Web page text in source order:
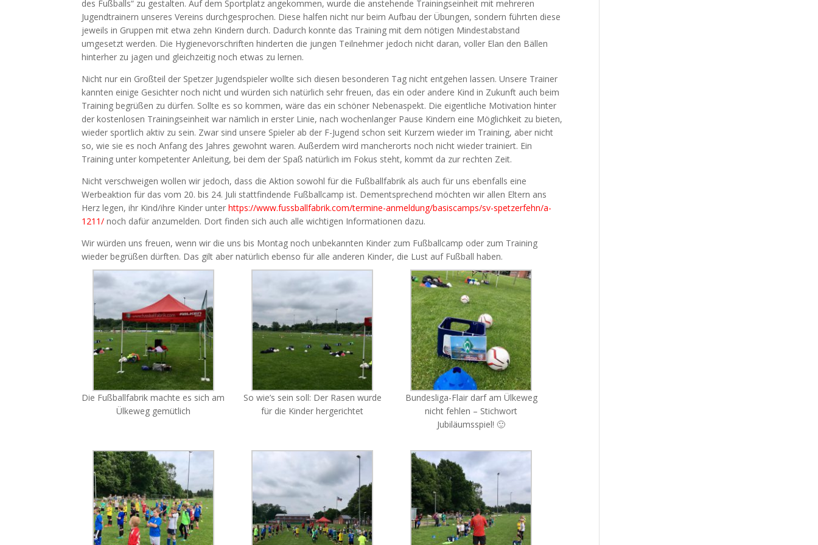
des Fußballs“ zu gestalten. Auf dem Sportplatz angekommen, wurde die anstehende Trainingseinheit mit mehreren
Jugendtrainern unseres Vereins durchgesprochen. Diese halfen nicht nur beim Aufbau der Übungen, sondern führten diese
jeweils in Gruppen mit etwa zehn Kindern durch. Dadurch konnte das Training mit dem nötigen Mindestabstand
umgesetzt werden. Die Hygienevorschriften hinderten die jungen Teilnehmer jedoch nicht daran, voller Elan den Bällen
hinterher zu jagen und gleichzeitig noch etwas zu lernen.
Nicht nur ein Großteil der Spetzer Jugendspieler wollte sich diesen besonderen Tag nicht entgehen lassen. Unsere Trainer
kannten einige Gesichter noch nicht und würden sich natürlich sehr freuen, das ein oder andere Kind in Zukunft auch beim
Training begrüßen zu dürfen. Sollte es so kommen, wäre das ein schöner Nebenaspekt. Die eigentliche Motivation hinter
der kostenlosen Trainingseinheit war nämlich in erster Linie, nach wochenlanger Pause Kindern eine Möglichkeit zu bieten,
wieder sportlich aktiv zu sein. Zwar sind unsere Spieler ab der F-Jugend schon seit Kurzem wieder im Training, aber nicht
so, wie sie es noch Anfang des Jahres gewohnt waren. Außerdem wird mancherorts noch nicht wieder trainiert. Ein
Training unter kompetenter Anleitung, bei dem der Spaß natürlich im Fokus steht, kommt da zur rechten Zeit.
Nicht verschweigen wollen wir jedoch, dass die Aktion sowohl für die Fußballfabrik als auch für uns ebenfalls eine
Werbeaktion für das vom 20. bis 24. Juli stattfindende Fußballcamp ist. Dementsprechend möchten wir allen Eltern ans
Herz legen, ihr Kind/ihre Kinder unterhttps://www.fussballfabrik.com/termine-anmeldung/basiscamps/sv-spetzerfehn/a-
1211/ noch dafür anzumelden. Dort finden sich auch alle wichtigen Informationen dazu.
Wir würden uns freuen, wenn wir die uns bis Montag noch unbekannten Kinder zum Fußballcamp oder zum Training
wieder begrüßen dürften. Das gilt aber natürlich ebenso für alle anderen Kinder, die Lust auf Fußball haben.
Die Fußballfabrik machte es sich am
Ülkeweg gemütlich
So wie’s sein soll: Der Rasen wurde
für die Kinder hergerichtet
Bundesliga-Flair darf am Ülkeweg
nicht fehlen – Stichwort
Jubiläumsspiel! 🙂